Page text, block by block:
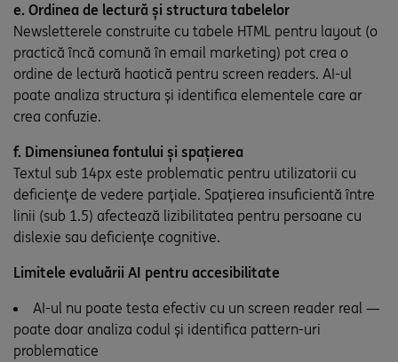
e. Ordinea de lectură și structura tabelelor
Newsletterele construite cu tabele HTML pentru layout (o
practică încă comună în email marketing) pot crea o
ordine de lectură haotică pentru screen readers. AI-ul
poate analiza structura și identifica elementele care ar
crea confuzie.
f. Dimensiunea fontului și spațierea
Textul sub 14px este problematic pentru utilizatorii cu
deficiențe de vedere parțiale. Spațierea insuficientă între
linii (sub 1.5) afectează lizibilitatea pentru persoane cu
dislexie sau deficiențe cognitive.
Limitele evaluării AI pentru accesibilitate
AI-ul nu poate testa efectiv cu un screen reader real —
poate doar analiza codul și identifica pattern-uri
problematice